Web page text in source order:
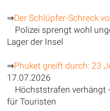
⇒Der Schlüpfer-Schreck
Polizei sprengt wohl
Lager der Insel
⇒Phuket greift durch: 23
17.07.2026
Höchststrafen verhängt
für Touristen